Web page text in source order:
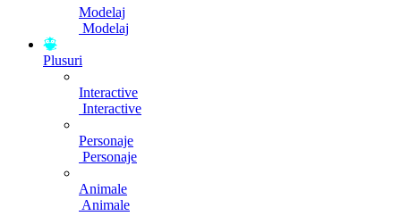
Modelaj
Modelaj
Plusuri
Interactive
Interactive
Personaje
Personaje
Animale
Animale